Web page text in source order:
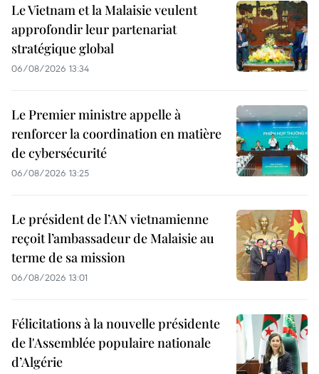
Le Vietnam et la Malaisie veulent
approfondir leur partenariat
stratégique global
06/08/2026 13:34
Le Premier ministre appelle à
renforcer la coordination en matière
de cybersécurité
06/08/2026 13:25
Le président de l’AN vietnamienne
reçoit l’ambassadeur de Malaisie au
terme de sa mission
06/08/2026 13:01
Félicitations à la nouvelle présidente
de l'Assemblée populaire nationale
d’Algérie